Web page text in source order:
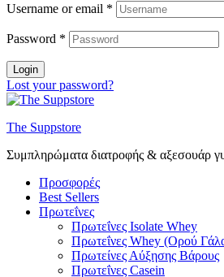
Username or email *
Password *
Login
Lost your password?
The Suppstore
Συμπληρώματα διατροφής & αξεσουάρ
Προσφορές
Best Sellers
Πρωτεΐνες
Πρωτεΐνες Isolate Whey
Πρωτεΐνες Whey (Ορού
Πρωτείνες Αύξησης Βάρους
Πρωτεΐνες Casein